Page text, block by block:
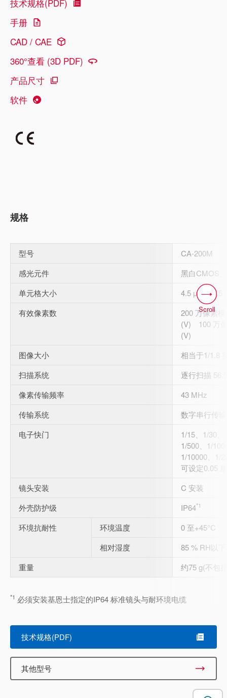
技术规格(PDF)
手册
CAD / CAE
360°查看 (3D PDF)
产品尺寸
软件
规格
型号
CA-200M
感光元件
黑白CMOS
单元格大小
4.5 µm × 4.5
有效像素数
200 万像素
(V) 100 万
(V)
图像大小
相当于1/1.8
扫描系统
逐行扫描
像素传输频率
43 MHz
传输系统
数字串行传输
电子快门
1/15、1/30
1/500、1/
1/10000、1/
可设定0.05
镜头安装
C 安装
外壳防护级
IP64*1
环境抗耐性 环境温度
0 至+45°C
相对湿度
85 % RH以下
重量
约75 g(不包
*1 必须安装基恩士指定的IP64 标准镜头与耐环境电缆
Scroll
技术规格(PDF)
其他型号